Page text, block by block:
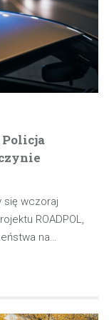
się wczoraj
ROADPOL,
na…